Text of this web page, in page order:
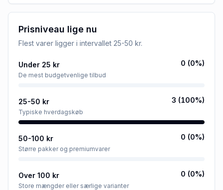
Prisniveau lige nu
Flest varer ligger i intervallet 25-50 kr.
Under 25 kr
De mest budgetvenlige tilbud
0 (0%)
25-50 kr
Typiske hverdagskøb
3 (100%)
50-100 kr
Større pakker og premiumvarer
0 (0%)
Over 100 kr
Store mængder eller særlige varianter
0 (0%)